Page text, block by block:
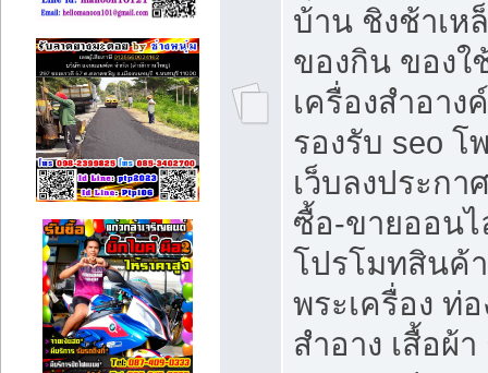
บ้าน ชิงช้าเห
ของกิน ของใ
เครื่องสำอา
รองรับ seo โ
เว็บลงประก
ซื้อ-ขายออน
โปรโมทสินค้
พระเครื่อง ท่อ
สำอาง เสื้อผ้